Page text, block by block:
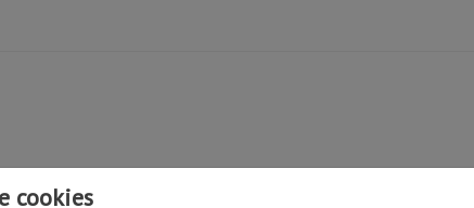
cookies